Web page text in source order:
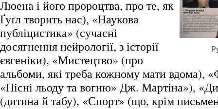
Люена і його пророцтва, про те, як
Ґуґл творить нас), «Наукова
публіцистика» (сучасні
досягнення нейрології, з історії
євгеніки), «Мистецтво» (про
альбоми, які треба кожному мати вдома),
«Пісні льоду та вогню» Дж. Мартіна»),
(дитина й табу), «Спорт» (що, крім